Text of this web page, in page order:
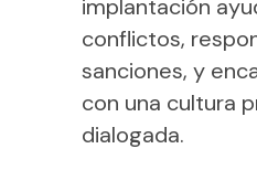
implantación
conflictos,
sanciones, y
con una cultura
dialogada.